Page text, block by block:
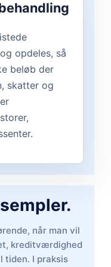
opdeles, så
beløb der
skatter og
når man vil
kreditværdighed
tiden. I praksis